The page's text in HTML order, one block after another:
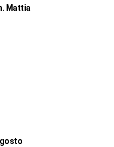
Mattia